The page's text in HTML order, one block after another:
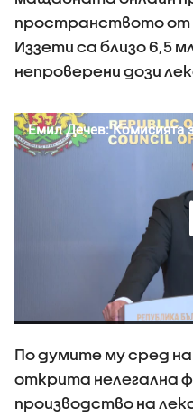
пространството от
Иззети са близо 6,5
непроверени дози
По думите му сред
открита нелегална
производство на